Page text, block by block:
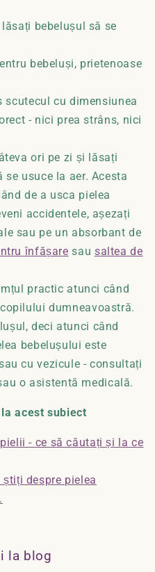
bebelușul să se
bebeluși, prietenoase
scutecul cu dimensiunea
- nici prea strâns, nici
ori pe zi și lăsați
usuce la aer. Acesta
de a usca pielea
accidentele, așezați
sau pe un absorbant de
înfășare sau saltea de
practic atunci când
dumneavoastră.
deci atunci când
bebelușului este
cu vezicule - consultați
o asistentă medicală.
acest subiect
- ce să căutați și la ce
despre pielea
la blog